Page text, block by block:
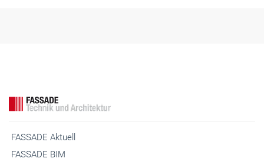
FASSADE Aktuell
FASSADE BIM